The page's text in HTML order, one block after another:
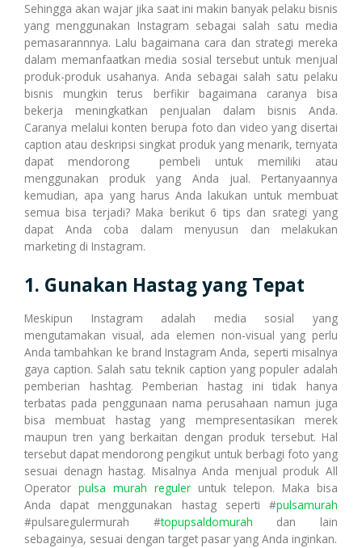
Topup E-Wallet
Voucher Game Online
Voucher Wifi, dll
Cetak Struk Token & PPOB
Transaksi Via Facebook
Transaksi Via Telegram
Transaksi Via Gtalk
Transaksi Via API
Sehingga akan wajar jika saat ini makin banyak pelaku bisnis
yang menggunakan Instagram sebagai salah satu media
pemasarannnya. Lalu bagaimana cara dan strategi mereka
dalam memanfaatkan media sosial tersebut untuk menjual
produk-produk usahanya. Anda sebagai salah satu pelaku
bisnis mungkin terus berfikir bagaimana caranya bisa
bekerja meningkatkan penjualan dalam bisnis Anda.
Caranya melalui konten berupa foto dan video yang disertai
caption atau deskripsi singkat produk yang menarik, ternyata
dapat mendorong pembeli untuk memiliki atau
menggunakan produk yang Anda jual. Pertanyaannya
kemudian, apa yang harus Anda lakukan untuk membuat
semua bisa terjadi? Maka berikut 6 tips dan srategi yang
dapat Anda coba dalam menyusun dan melakukan
marketing di Instagram.
1. Gunakan Hastag yang Tepat
Meskipun Instagram adalah media sosial yang
mengutamakan visual, ada elemen non-visual yang perlu
Anda tambahkan ke brand Instagram Anda, seperti misalnya
gaya caption. Salah satu teknik caption yang populer adalah
pemberian hashtag. Pemberian hastag ini tidak hanya
terbatas pada penggunaan nama perusahaan namun juga
bisa membuat hastag yang mempresentasikan merek
maupun tren yang berkaitan dengan produk tersebut. Hal
tersebut dapat mendorong pengikut untuk berbagi foto yang
sesuai denagn hastag. Misalnya Anda menjual produk All
Operator pulsa murah reguler untuk telepon. Maka bisa
Anda dapat menggunakan hastag seperti #pulsamurah
#pulsaregulermurah #topupsaldomurah dan lain
sebagainya, sesuai dengan target pasar yang Anda inginkan.